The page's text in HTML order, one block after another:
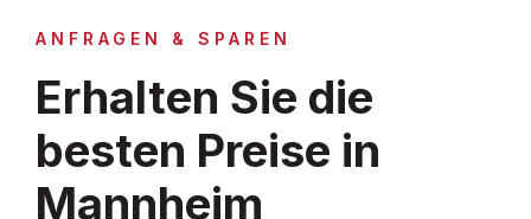
ANFRAGEN & SPAREN
Erhalten Sie die
besten Preise in
Mannheim